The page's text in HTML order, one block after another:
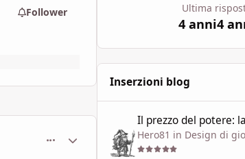
Follower
comment_1796597
Statistiche Autore
Ultima
4 anni4
Inserzioni blog
Il prezzo del potere:
Hero81 in Design di